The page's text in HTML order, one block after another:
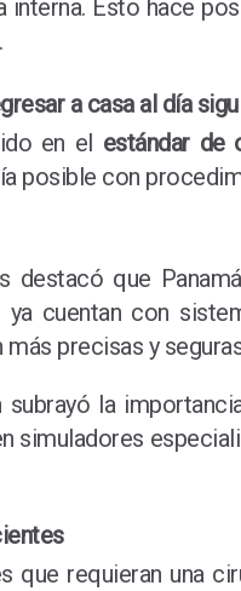
Esto hace
a casa al día
en el estándar de
posible con
destacó que
ya cuentan con
precisas y
subrayó la
simuladores
que requieran una